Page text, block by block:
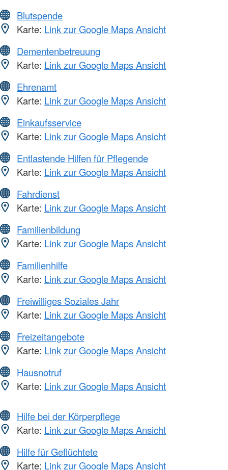
Blutspende
Karte: Link zur Google Maps Ansicht
Dementenbetreuung
Karte: Link zur Google Maps Ansicht
Ehrenamt
Karte: Link zur Google Maps Ansicht
Einkaufsservice
Karte: Link zur Google Maps Ansicht
Entlastende Hilfen für Pflegende
Karte: Link zur Google Maps Ansicht
Fahrdienst
Karte: Link zur Google Maps Ansicht
Familienbildung
Karte: Link zur Google Maps Ansicht
Familienhilfe
Karte: Link zur Google Maps Ansicht
Freiwilliges Soziales Jahr
Karte: Link zur Google Maps Ansicht
Freizeitangebote
Karte: Link zur Google Maps Ansicht
Hausnotruf
Karte: Link zur Google Maps Ansicht
Hilfe bei der Körperpflege
Karte: Link zur Google Maps Ansicht
Hilfe für Geflüchtete
Karte: Link zur Google Maps Ansicht